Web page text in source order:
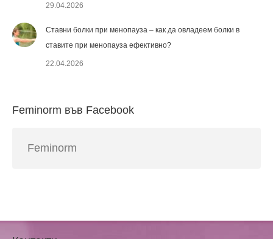
29.04.2026
Ставни болки при менопауза – как да овладеем болки в
ставите при менопауза ефективно?
22.04.2026
Feminorm във Facebook
Feminorm